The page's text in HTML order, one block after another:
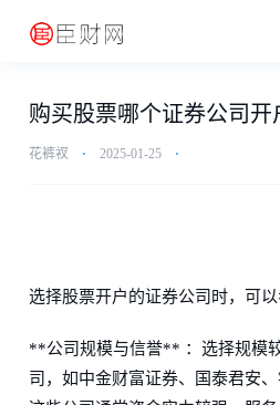
购买股票哪个证券公司开
花裤衩 ⋅ 2025-01-25 ⋅
选择股票开户的证券公司时，可以
**公司规模与信誉** ：选择规模
司，如中金财富证券、国泰君安